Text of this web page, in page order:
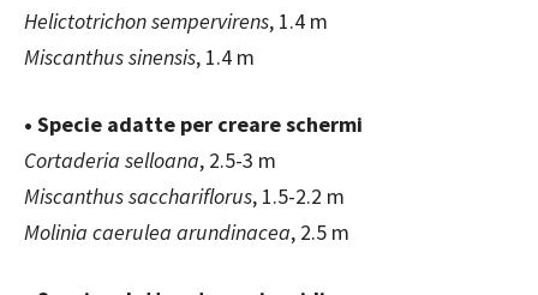
Helictotrichon sempervirens, 1.4 m
Miscanthus sinensis, 1.4 m
• Specie adatte per creare schermi
Cortaderia selloana, 2.5-3 m
Miscanthus sacchariflorus, 1.5-2.2 m
Molinia caerulea arundinacea, 2.5 m